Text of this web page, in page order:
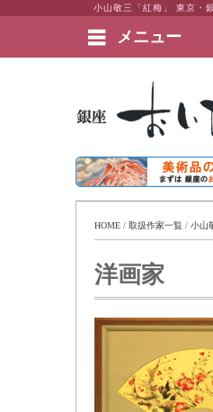
メニュー
絵画など美術品の販
HOME / 取扱作家一覧 / 小山
洋画家